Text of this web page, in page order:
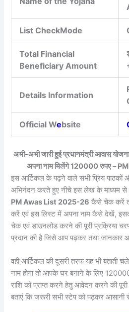
List CheckMode
Total Financial
Beneficiary Amount
Details Information
Official Website
अभी-अभी जारी हुई प्रधानमंत्री आवास
अपना नाम मिलेंगे 120000 रुपए –
इस आर्टिकल के पढ़ने वाले सभी प्रिय पाठकों और
अभिनंदन करते हुए नीचे इस लेख के माध्यम से
PM Awas List 2025-26 कैसे चेक करें
करें एवं इस लिस्ट में अपना नाम कैसे देखें,
चेक एवं डाउनलोड करने की पूरी प्रक्रिया
प्रदान की है जिसे आप पढ़कर तथा जानकार
वही आर्टिकल की दूसरी तरफ यह भी बताती
नाम होगा तो आपके घर बनाने के लिए
राशि को प्राप्त करने हेतु आवेदन करने की
बताएं कि जरूरी सभी स्टेप को पढ़कर